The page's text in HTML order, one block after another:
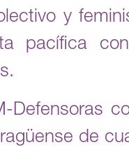
y
pacífica
Defensoras
de